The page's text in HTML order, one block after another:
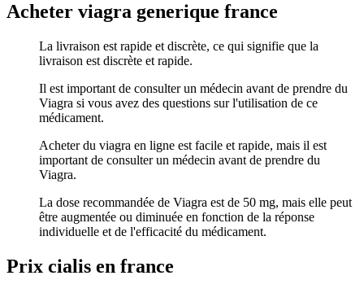
Acheter viagra generique france
La livraison est rapide et discrète, ce qui signifie que la
livraison est discrète et rapide.
Il est important de consulter un médecin avant de prendre du
Viagra si vous avez des questions sur l'utilisation de ce
médicament.
Acheter du viagra en ligne est facile et rapide, mais il est
important de consulter un médecin avant de prendre du
Viagra.
La dose recommandée de Viagra est de 50 mg, mais elle peut
être augmentée ou diminuée en fonction de la réponse
individuelle et de l'efficacité du médicament.
Prix cialis en france